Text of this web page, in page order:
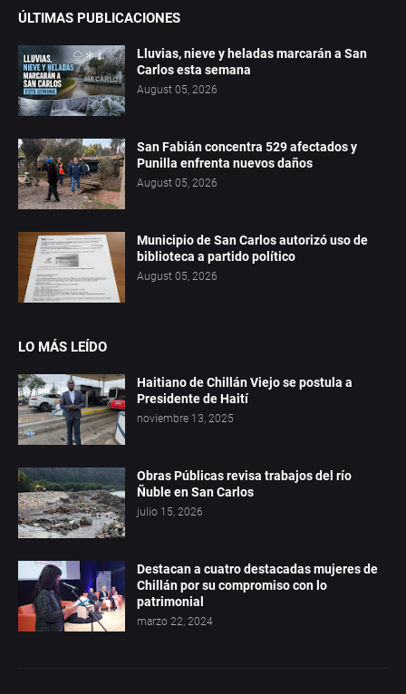
ÚLTIMAS PUBLICACIONES
Lluvias, nieve y heladas marcarán a San
Carlos esta semana
August 05, 2026
San Fabián concentra 529 afectados y
Punilla enfrenta nuevos daños
August 05, 2026
Municipio de San Carlos autorizó uso de
biblioteca a partido político
August 05, 2026
LO MÁS LEÍDO
Haitiano de Chillán Viejo se postula a
Presidente de Haití
noviembre 13, 2025
Obras Públicas revisa trabajos del río
Ñuble en San Carlos
julio 15, 2026
Destacan a cuatro destacadas mujeres de
Chillán por su compromiso con lo
patrimonial
marzo 22, 2024